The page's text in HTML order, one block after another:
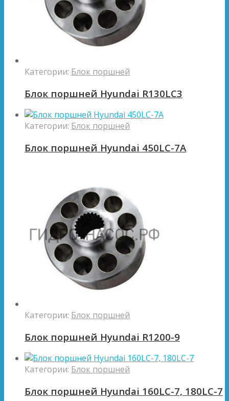
Категории: Блок поршней
Блок поршней Hyundai R130LC3
Категории: Блок поршней
Блок поршней Hyundai 450LC-7A
Категории: Блок поршней
Блок поршней Hyundai R1200-9
Категории: Блок поршней
Блок поршней Hyundai 160LC-7, 180LC-7